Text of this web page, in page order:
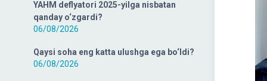
YAHM deflyatori 2025-yilga nisbatan
qanday o‘zgardi?
06/08/2026
Qaysi soha eng katta ulushga ega bo‘ldi?
06/08/2026